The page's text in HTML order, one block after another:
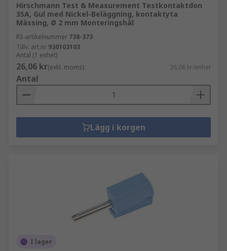
Hirschmann Test & Measurement Testkontaktdon
35A, Gul med Nickel-Beläggning, kontaktyta
Mässing, Ø 2 mm Monteringshål
RS-artikelnummer 738-373
Tillv. art.nr 930103103
Antal (1 enhet)
26,06 kr(exkl. moms) 26,06 kr/enhet
Antal
Lägg i korgen
I lager